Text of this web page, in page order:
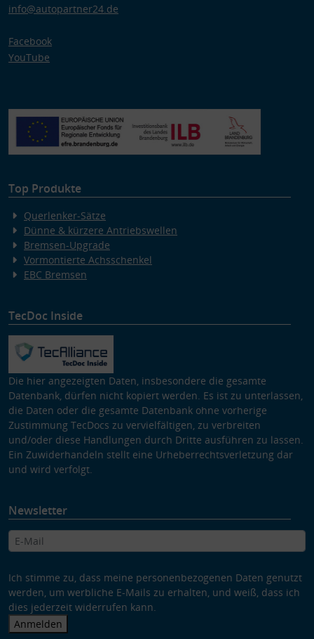
info@autopartner24.de
Facebook
YouTube
Top Produkte
Querlenker-Sätze
Dünne & kürzere Antriebswellen
Bremsen-Upgrade
Vormontierte Achsschenkel
EBC Bremsen
TecDoc Inside
Die hier angezeigten Daten, insbesondere die gesamte
Datenbank, dürfen nicht kopiert werden. Es ist zu unterlassen,
die Daten oder die gesamte Datenbank ohne vorherige
Zustimmung TecDocs zu vervielfältigen, zu verbreiten
und/oder diese Handlungen durch Dritte ausführen zu lassen.
Ein Zuwiderhandeln stellt eine Urheberrechtsverletzung dar
und wird verfolgt.
Newsletter
Ich stimme zu, dass meine personenbezogenen Daten genutzt
werden, um werbliche E-Mails zu erhalten, und weiß, dass ich
dies jederzeit widerrufen kann.
Anmelden